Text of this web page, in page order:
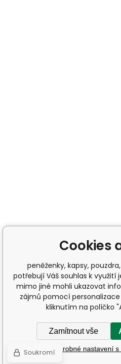
Cookies
peněženky, kapsy,
potřebují Váš souhlas k
mimo jiné mohli ukazovat
zájmů pomocí
kliknutím na políčko
Zamítnout vše
Podrobné nastavení
Soukromí